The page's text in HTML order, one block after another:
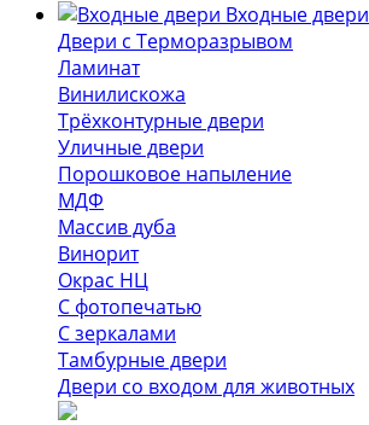
Входные двери
Двери с Терморазрывом
Ламинат
Винилискожа
Трёхконтурные двери
Уличные двери
Порошковое напыление
МДФ
Массив дуба
Винорит
Окрас НЦ
С фотопечатью
С зеркалами
Тамбурные двери
Двери со входом для животных